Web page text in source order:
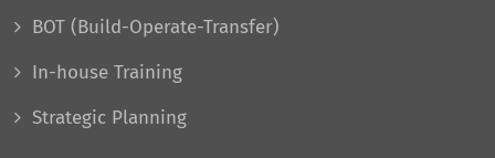
BOT (Build-Operate-Transfer)
In-house Training
Strategic Planning